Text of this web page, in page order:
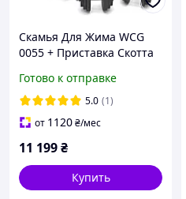
Скамья Для Жима WCG
0055 + Приставка Скотта
128 КГ
Готово к отправке
5.0 (1)
от 1120₴/мес
11 199₴
Купить